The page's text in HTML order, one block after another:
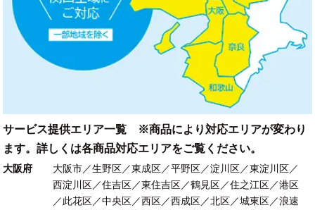
サービス提供エリア一覧 ※商品により対応エリアが変わり
ます。詳しくは各商品対応エリアをご覧ください。
大阪府
大阪市／生野区／東成区／平野区／淀川区／東淀川区／
西淀川区／住吉区／東住吉区／鶴見区／住之江区／港区
／此花区／中央区／西区／西成区／北区／城東区／浪速